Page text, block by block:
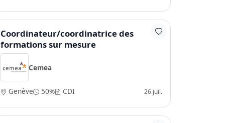
Coordinateur/coordinatrice des
formations sur mesure
Cemea
Genève 50% CDI 26 juil.